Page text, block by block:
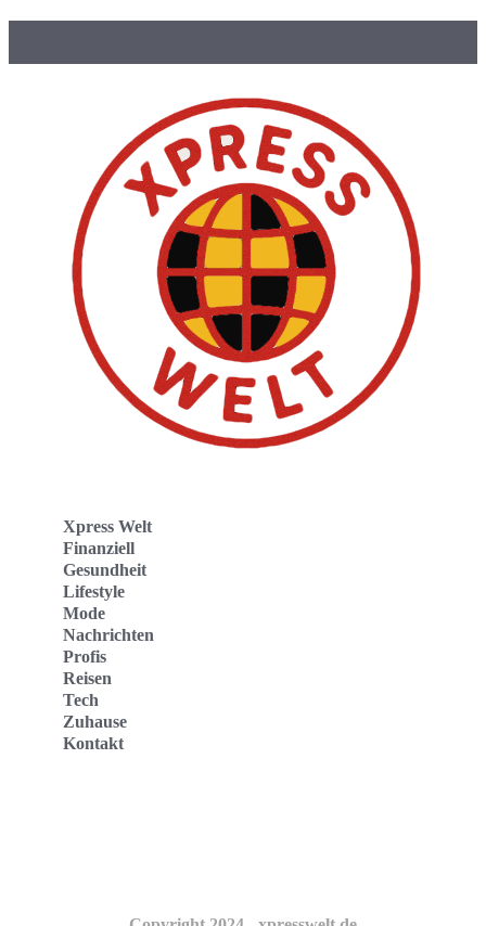
Xpress Welt
Finanziell
Gesundheit
Lifestyle
Mode
Nachrichten
Profis
Reisen
Tech
Zuhause
Kontakt